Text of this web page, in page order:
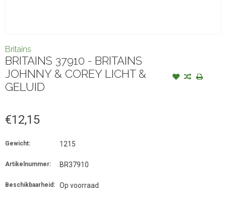
Britains
BRITAINS 37910 - BRITAINS
JOHNNY & COREY LICHT &
GELUID
€12,15
Gewicht: 1215
Artikelnummer: BR37910
Beschikbaarheid: Op voorraad